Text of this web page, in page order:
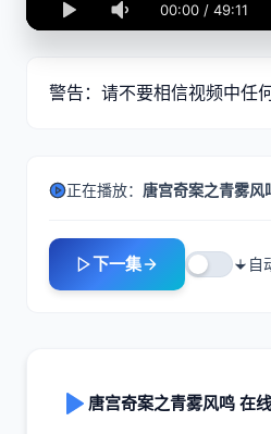
00:00 / 49:11
警告：请不要相信视频中任
正在播放： 唐宫奇案之青雾风
下一集 自
唐宫奇案之青雾风鸣 在